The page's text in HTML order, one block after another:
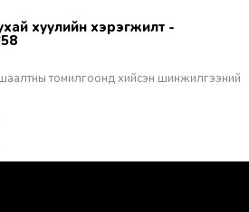
томилгоонд хийсэн шинжилгээний